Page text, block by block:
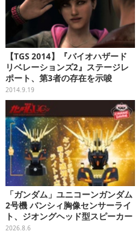
【TGS 2014】『バイオハザード
リベレーションズ2』ステージレ
ポート、第3者の存在を示唆
2014.9.19
「ガンダム」ユニコーンガンダム
2号機 バンシィ胸像センサーライ
ト、ジオングヘッド型スピーカー
が順次プライズ展開！
2026.8.6